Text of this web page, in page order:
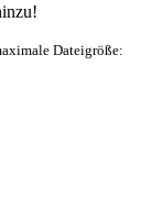
Dateigröße: